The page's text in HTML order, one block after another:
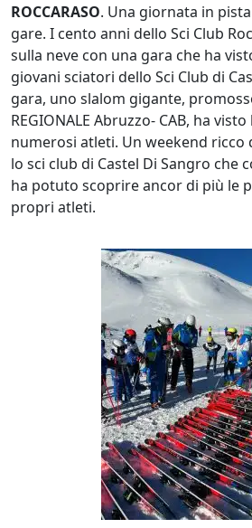
ROCCARASO. Una giornata in
gare. I cento anni dello Sci Club
sulla neve con una gara che ha
giovani sciatori dello Sci Club di
gara, uno slalom gigante,
REGIONALE Abruzzo- CAB, ha
numerosi atleti. Un weekend ricco
lo sci club di Castel Di Sangro che
ha potuto scoprire ancor di più le
propri atleti.